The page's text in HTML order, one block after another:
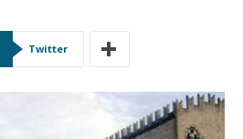
Twitter